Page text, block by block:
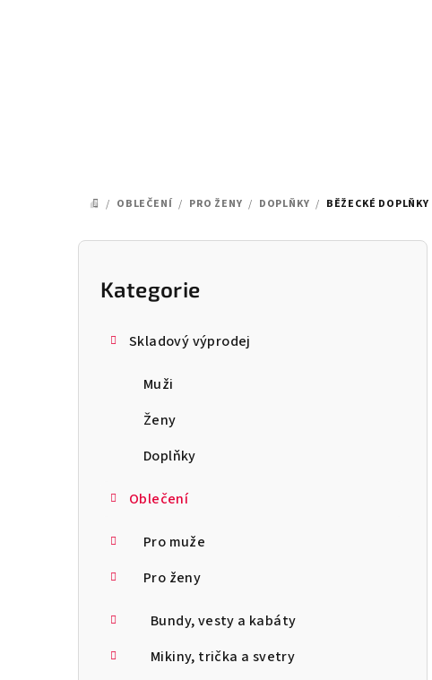
DOMŮ
/ OBLEČENÍ / PRO ŽENY / DOPLŇKY / BĚŽECKÉ DOPLŇKY
P
Přeskočit
kategorie
Kategorie
Skladový výprodej
Muži
Ženy
Doplňky
Oblečení
Pro muže
Pro ženy
Bundy, vesty a kabáty
Mikiny, trička a svetry